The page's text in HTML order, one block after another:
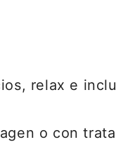
relax e
o con